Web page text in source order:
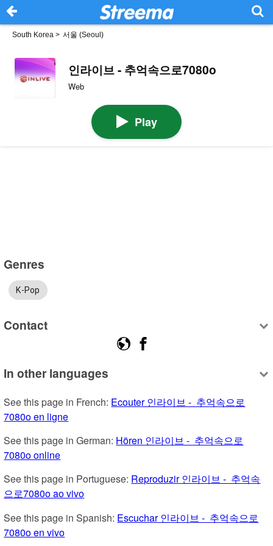
South Korea > 서울 (Seoul)
인라이브 - 추억속으로7080o
Web
Play
Genres
K-Pop
Contact
In other languages
See this page in French: Ecouter 인라이브 -  추억속으로
7080o en ligne
See this page in German: Hören 인라이브 -  추억속으로
7080o online
See this page in Portuguese: Reproduzir 인라이브 -  추억속
으로7080o ao vivo
See this page in Spanish: Escuchar 인라이브 -  추억속으로
7080o en vivo